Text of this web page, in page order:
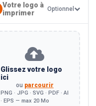
Votre logo à
imprimer
Optionnel
Glissez votre logo
ici
ou parcourir
PNG · JPG · SVG · PDF · AI
· EPS — max 20 Mo